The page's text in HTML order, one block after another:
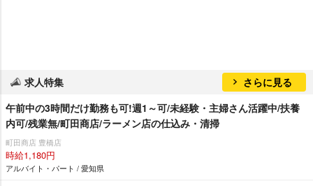
求人特集
さらに見る
午前中の3時間だけ勤務も可!週1～可/未経験・主婦さん活躍中/扶養
内可/残業無/町田商店/ラーメン店の仕込み・清掃
町田商店 豊橋店
時給1,180円
アルバイト・パート / 愛知県